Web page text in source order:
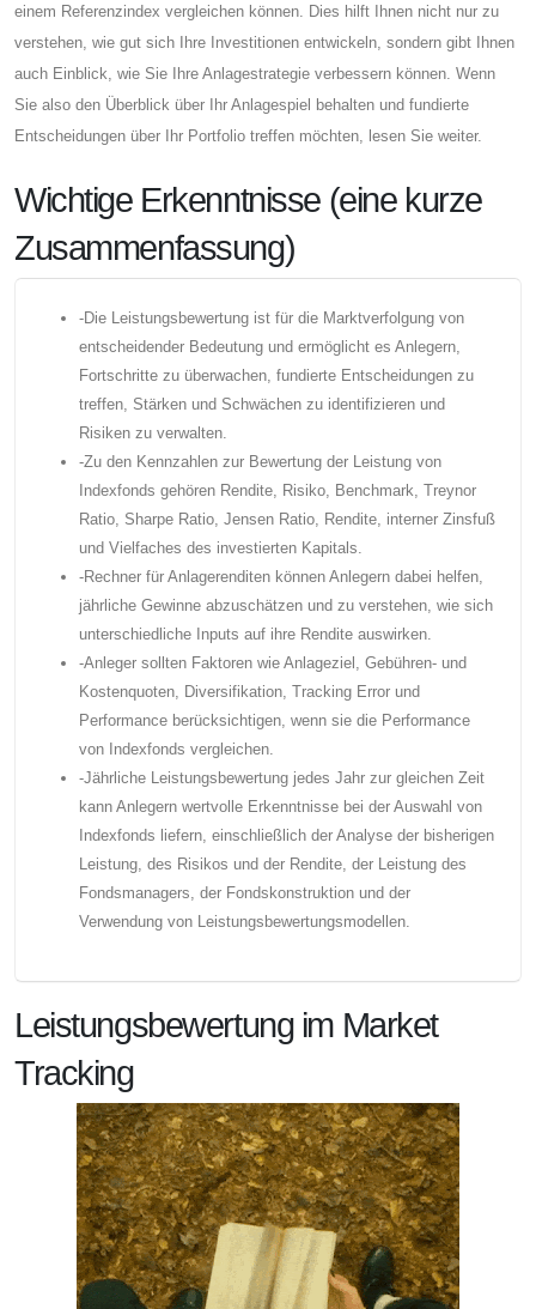
einem Referenzindex vergleichen können. Dies hilft Ihnen nicht nur zu
verstehen, wie gut sich Ihre Investitionen entwickeln, sondern gibt Ihnen
auch Einblick, wie Sie Ihre Anlagestrategie verbessern können. Wenn
Sie also den Überblick über Ihr Anlagespiel behalten und fundierte
Entscheidungen über Ihr Portfolio treffen möchten, lesen Sie weiter.
Wichtige Erkenntnisse (eine kurze
Zusammenfassung)
-Die Leistungsbewertung ist für die Marktverfolgung von
entscheidender Bedeutung und ermöglicht es Anlegern,
Fortschritte zu überwachen, fundierte Entscheidungen zu
treffen, Stärken und Schwächen zu identifizieren und
Risiken zu verwalten.
-Zu den Kennzahlen zur Bewertung der Leistung von
Indexfonds gehören Rendite, Risiko, Benchmark, Treynor
Ratio, Sharpe Ratio, Jensen Ratio, Rendite, interner Zinsfuß
und Vielfaches des investierten Kapitals.
-Rechner für Anlagerenditen können Anlegern dabei helfen,
jährliche Gewinne abzuschätzen und zu verstehen, wie sich
unterschiedliche Inputs auf ihre Rendite auswirken.
-Anleger sollten Faktoren wie Anlageziel, Gebühren- und
Kostenquoten, Diversifikation, Tracking Error und
Performance berücksichtigen, wenn sie die Performance
von Indexfonds vergleichen.
-Jährliche Leistungsbewertung jedes Jahr zur gleichen Zeit
kann Anlegern wertvolle Erkenntnisse bei der Auswahl von
Indexfonds liefern, einschließlich der Analyse der bisherigen
Leistung, des Risikos und der Rendite, der Leistung des
Fondsmanagers, der Fondskonstruktion und der
Verwendung von Leistungsbewertungsmodellen.
Leistungsbewertung im Market
Tracking